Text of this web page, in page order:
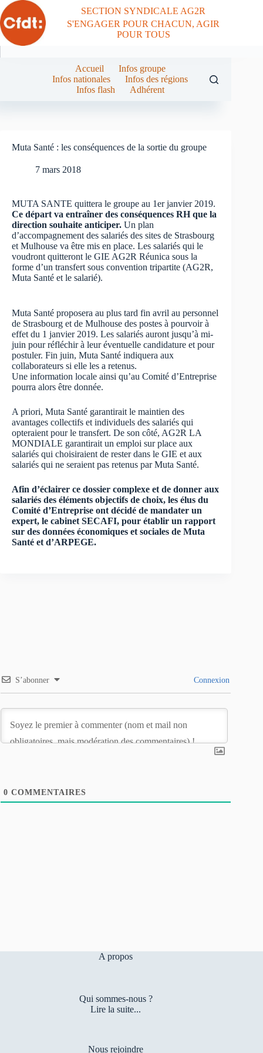
Passer
au
contenu
SECTION SYNDICALE AG2R
S'ENGAGER POUR CHACUN, AGIR
POUR TOUS
Accueil
Infos groupe
Infos nationales
Infos des régions
Infos flash
Adhérent
Muta Santé : les conséquences de la sortie du groupe
7 mars 2018
MUTA SANTE quittera le groupe au 1er janvier 2019.
Ce départ va entraîner des conséquences RH que la
direction souhaite anticiper. Un plan
d’accompagnement des salariés des sites de Strasbourg
et Mulhouse va être mis en place. Les salariés qui le
voudront quitteront le GIE AG2R Réunica sous la
forme d’un transfert sous convention tripartite (AG2R,
Muta Santé et le salarié).
Muta Santé proposera au plus tard fin avril au personnel
de Strasbourg et de Mulhouse des postes à pourvoir à
effet du 1 janvier 2019. Les salariés auront jusqu’à mi-
juin pour réfléchir à leur éventuelle candidature et pour
postuler. Fin juin, Muta Santé indiquera aux
collaborateurs si elle les a retenus.
Une information locale ainsi qu’au Comité d’Entreprise
pourra alors être donnée.
A priori, Muta Santé garantirait le maintien des
avantages collectifs et individuels des salariés qui
opteraient pour le transfert. De son côté, AG2R LA
MONDIALE garantirait un emploi sur place aux
salariés qui choisiraient de rester dans le GIE et aux
salariés qui ne seraient pas retenus par Muta Santé.
Afin d’éclairer ce dossier complexe et de donner aux
salariés des éléments objectifs de choix, les élus du
Comité d’Entreprise ont décidé de mandater un
expert, le cabinet SECAFI, pour établir un rapport
sur des données économiques et sociales de Muta
Santé et d’ARPEGE.
S’abonner Connexion
0 COMMENTAIRES
A propos
Qui sommes-nous ?
Lire la suite...
Nous rejoindre